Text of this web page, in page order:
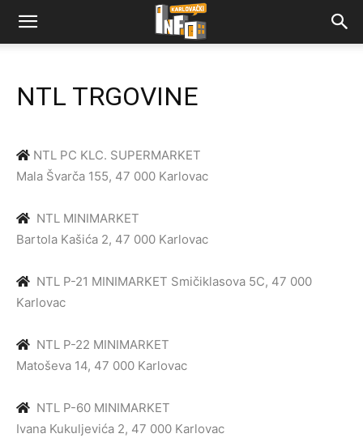
NTL TRGOVINE
NTL PC KLC. SUPERMARKET
Mala Švarča 155, 47 000 Karlovac
NTL MINIMARKET
Bartola Kašića 2, 47 000 Karlovac
NTL P-21 MINIMARKET Smičiklasova 5C, 47 000
Karlovac
NTL P-22 MINIMARKET
Matoševa 14, 47 000 Karlovac
NTL P-60 MINIMARKET
Ivana Kukuljevića 2, 47 000 Karlovac